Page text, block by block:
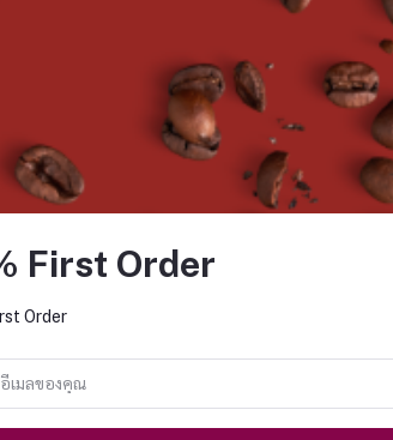
หยิบใส่ตะกร้า
Miachael Angelo
First Order
Order